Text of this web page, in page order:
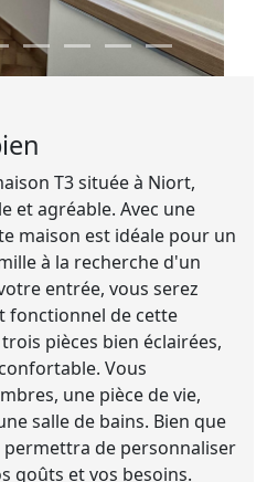
T3 située à Niort,
et agréable. Avec une
maison est idéale pour un
à la recherche d'un
entrée, vous serez
fonctionnel de cette
pièces bien éclairées,
Vous
une pièce de vie,
salle de bains. Bien que
permettra de personnaliser
goûts et vos besoins.